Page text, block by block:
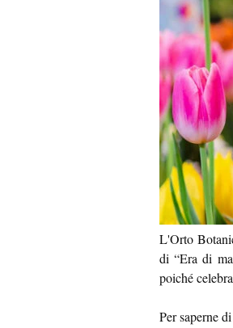
L'Orto
di “Era di
poiché
Per saperne